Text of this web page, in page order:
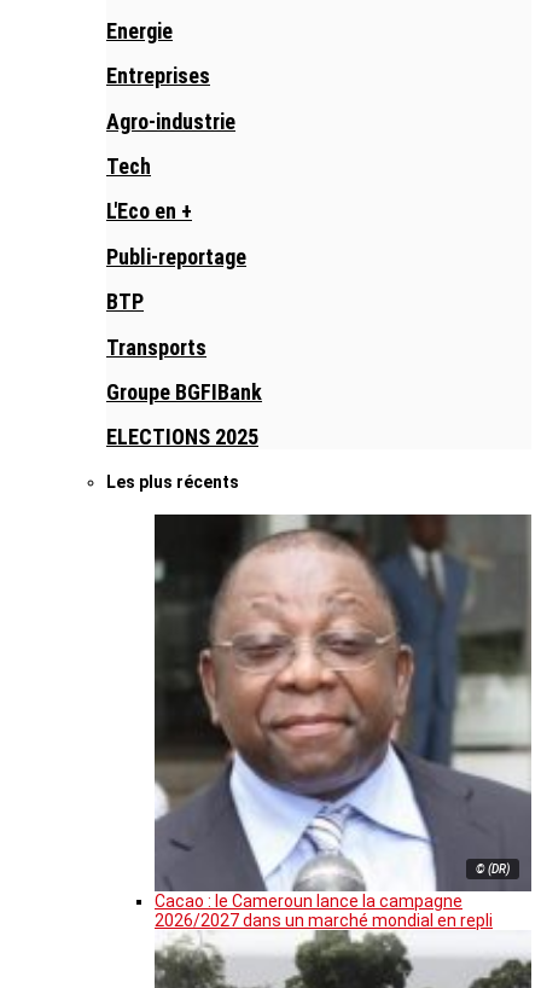
Energie
Entreprises
Agro-industrie
Tech
L'Eco en +
Publi-reportage
BTP
Transports
Groupe BGFIBank
ELECTIONS 2025
Les plus récents
© (DR)
Cacao : le Cameroun lance la campagne
2026/2027 dans un marché mondial en repli